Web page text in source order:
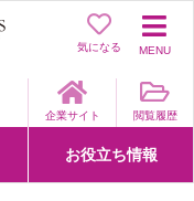
気になる MENU
企業サイト 閲覧履歴
お役立ち情報